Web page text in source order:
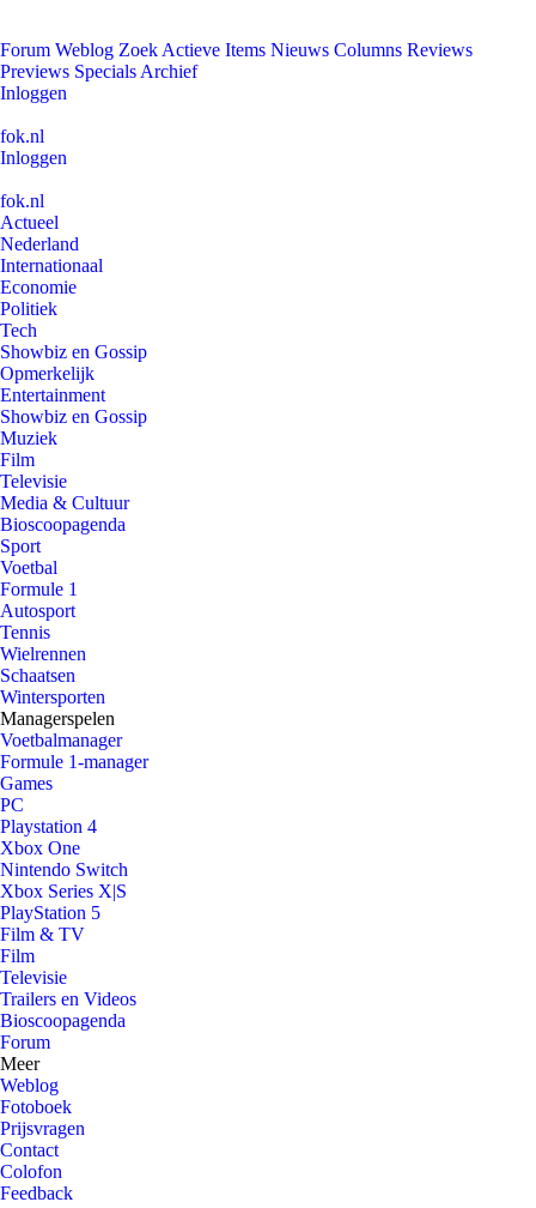
Forum Weblog Zoek Actieve Items Nieuws Columns Reviews
Previews Specials Archief
Inloggen
fok.nl
Inloggen
fok.nl
Actueel
Nederland
Internationaal
Economie
Politiek
Tech
Showbiz en Gossip
Opmerkelijk
Entertainment
Showbiz en Gossip
Muziek
Film
Televisie
Media & Cultuur
Bioscoopagenda
Sport
Voetbal
Formule 1
Autosport
Tennis
Wielrennen
Schaatsen
Wintersporten
Managerspelen
Voetbalmanager
Formule 1-manager
Games
PC
Playstation 4
Xbox One
Nintendo Switch
Xbox Series X|S
PlayStation 5
Film & TV
Film
Televisie
Trailers en Videos
Bioscoopagenda
Forum
Meer
Weblog
Fotoboek
Prijsvragen
Contact
Colofon
Feedback